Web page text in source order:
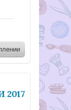
2017